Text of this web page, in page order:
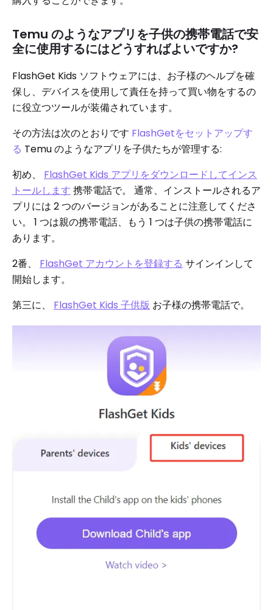
Temu のようなアプリを子供の携帯電話で安
全に使用するにはどうすればよいですか?
FlashGet Kids ソフトウェアには、お子様のヘルプを確
保し、デバイスを使用して責任を持って買い物をするの
に役立つツールが装備されています。
その方法は次のとおりです FlashGetをセットアップす
る Temu のようなアプリを子供たちが管理する:
初め、 FlashGet Kids アプリをダウンロードしてインス
トールします 携帯電話で。 通常、インストールされるア
プリには 2 つのバージョンがあることに注意してくださ
い。 1 つは親の携帯電話、もう 1 つは子供の携帯電話に
あります。
2番、 FlashGet アカウントを登録する サインインして
開始します。
第三に、 FlashGet Kids 子供版 お子様の携帯電話で。